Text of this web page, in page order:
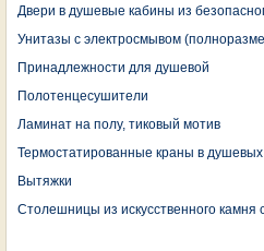
Двери в душевые кабины из
Унитазы с электросмывом
Принадлежности для душевой
Полотенцесушители
Ламинат на полу, тиковый мотив
Термостатированные краны в душевых
Вытяжки
Столешницы из искусственного камня